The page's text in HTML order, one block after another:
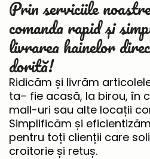
Prin serviciile
comanda rapid și
livrarea hainelor
dorită!
Ridicăm și livrăm
ta– fie acasă, la birou, în
mall-uri sau alte locații
Simplificăm și
pentru toți clienții care
croitorie și retuș.